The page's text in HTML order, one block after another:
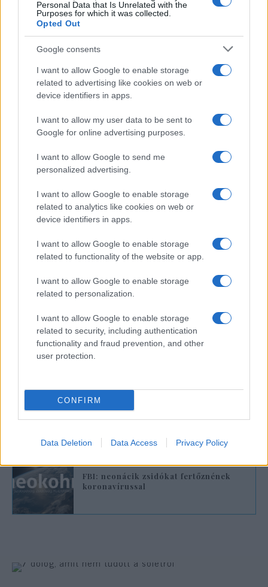
Personal Data that Is Unrelated with the
Purposes for which it was collected.
Opted Out
Google consents
I want to allow Google to enable storage
related to advertising like cookies on web or
device identifiers in apps.
I want to allow my user data to be sent to
Google for online advertising purposes.
I want to allow Google to send me
personalized advertising.
I want to allow Google to enable storage
related to analytics like cookies on web or
device identifiers in apps.
I want to allow Google to enable storage
related to functionality of the website or app.
I want to allow Google to enable storage
related to personalization.
I want to allow Google to enable storage
related to security, including authentication
functionality and fraud prevention, and other
user protection.
CONFIRM
Data Deletion Data Access Privacy Policy
Az üzenetküldő platformot számos kritika
érte amiatt, hogy teret enged az ehhez
hasonló szélsőséges retorikának.
Egy népszerű neonáci csoport
arra biztatta a tagjait,
szándékosan köhögjenek rá a
zsinagógák kilincseire, egy
másik pedig arra kérte fertőzött
követőit, spricceljék nyálukat a
rendőrökre.
Volt olyan csoport is, ami azért „magasztalt
szentként” egy férfit, amiért az egy
vegyesbolt alkalmazottjára köhögött New
Jersey-ben állítva, hogy COVID-19 fertőzött.
Jeffrey Rosen amerikai főügyész-helyettes
kijelentette, hogy bárki, aki szándékosan
vádjával néz szemben, hiszen ebben az
esetben a vírus biológiai fegyvernek
tekintendő.
FBI: neonácik zsidókat fertőznének
koronavírussal